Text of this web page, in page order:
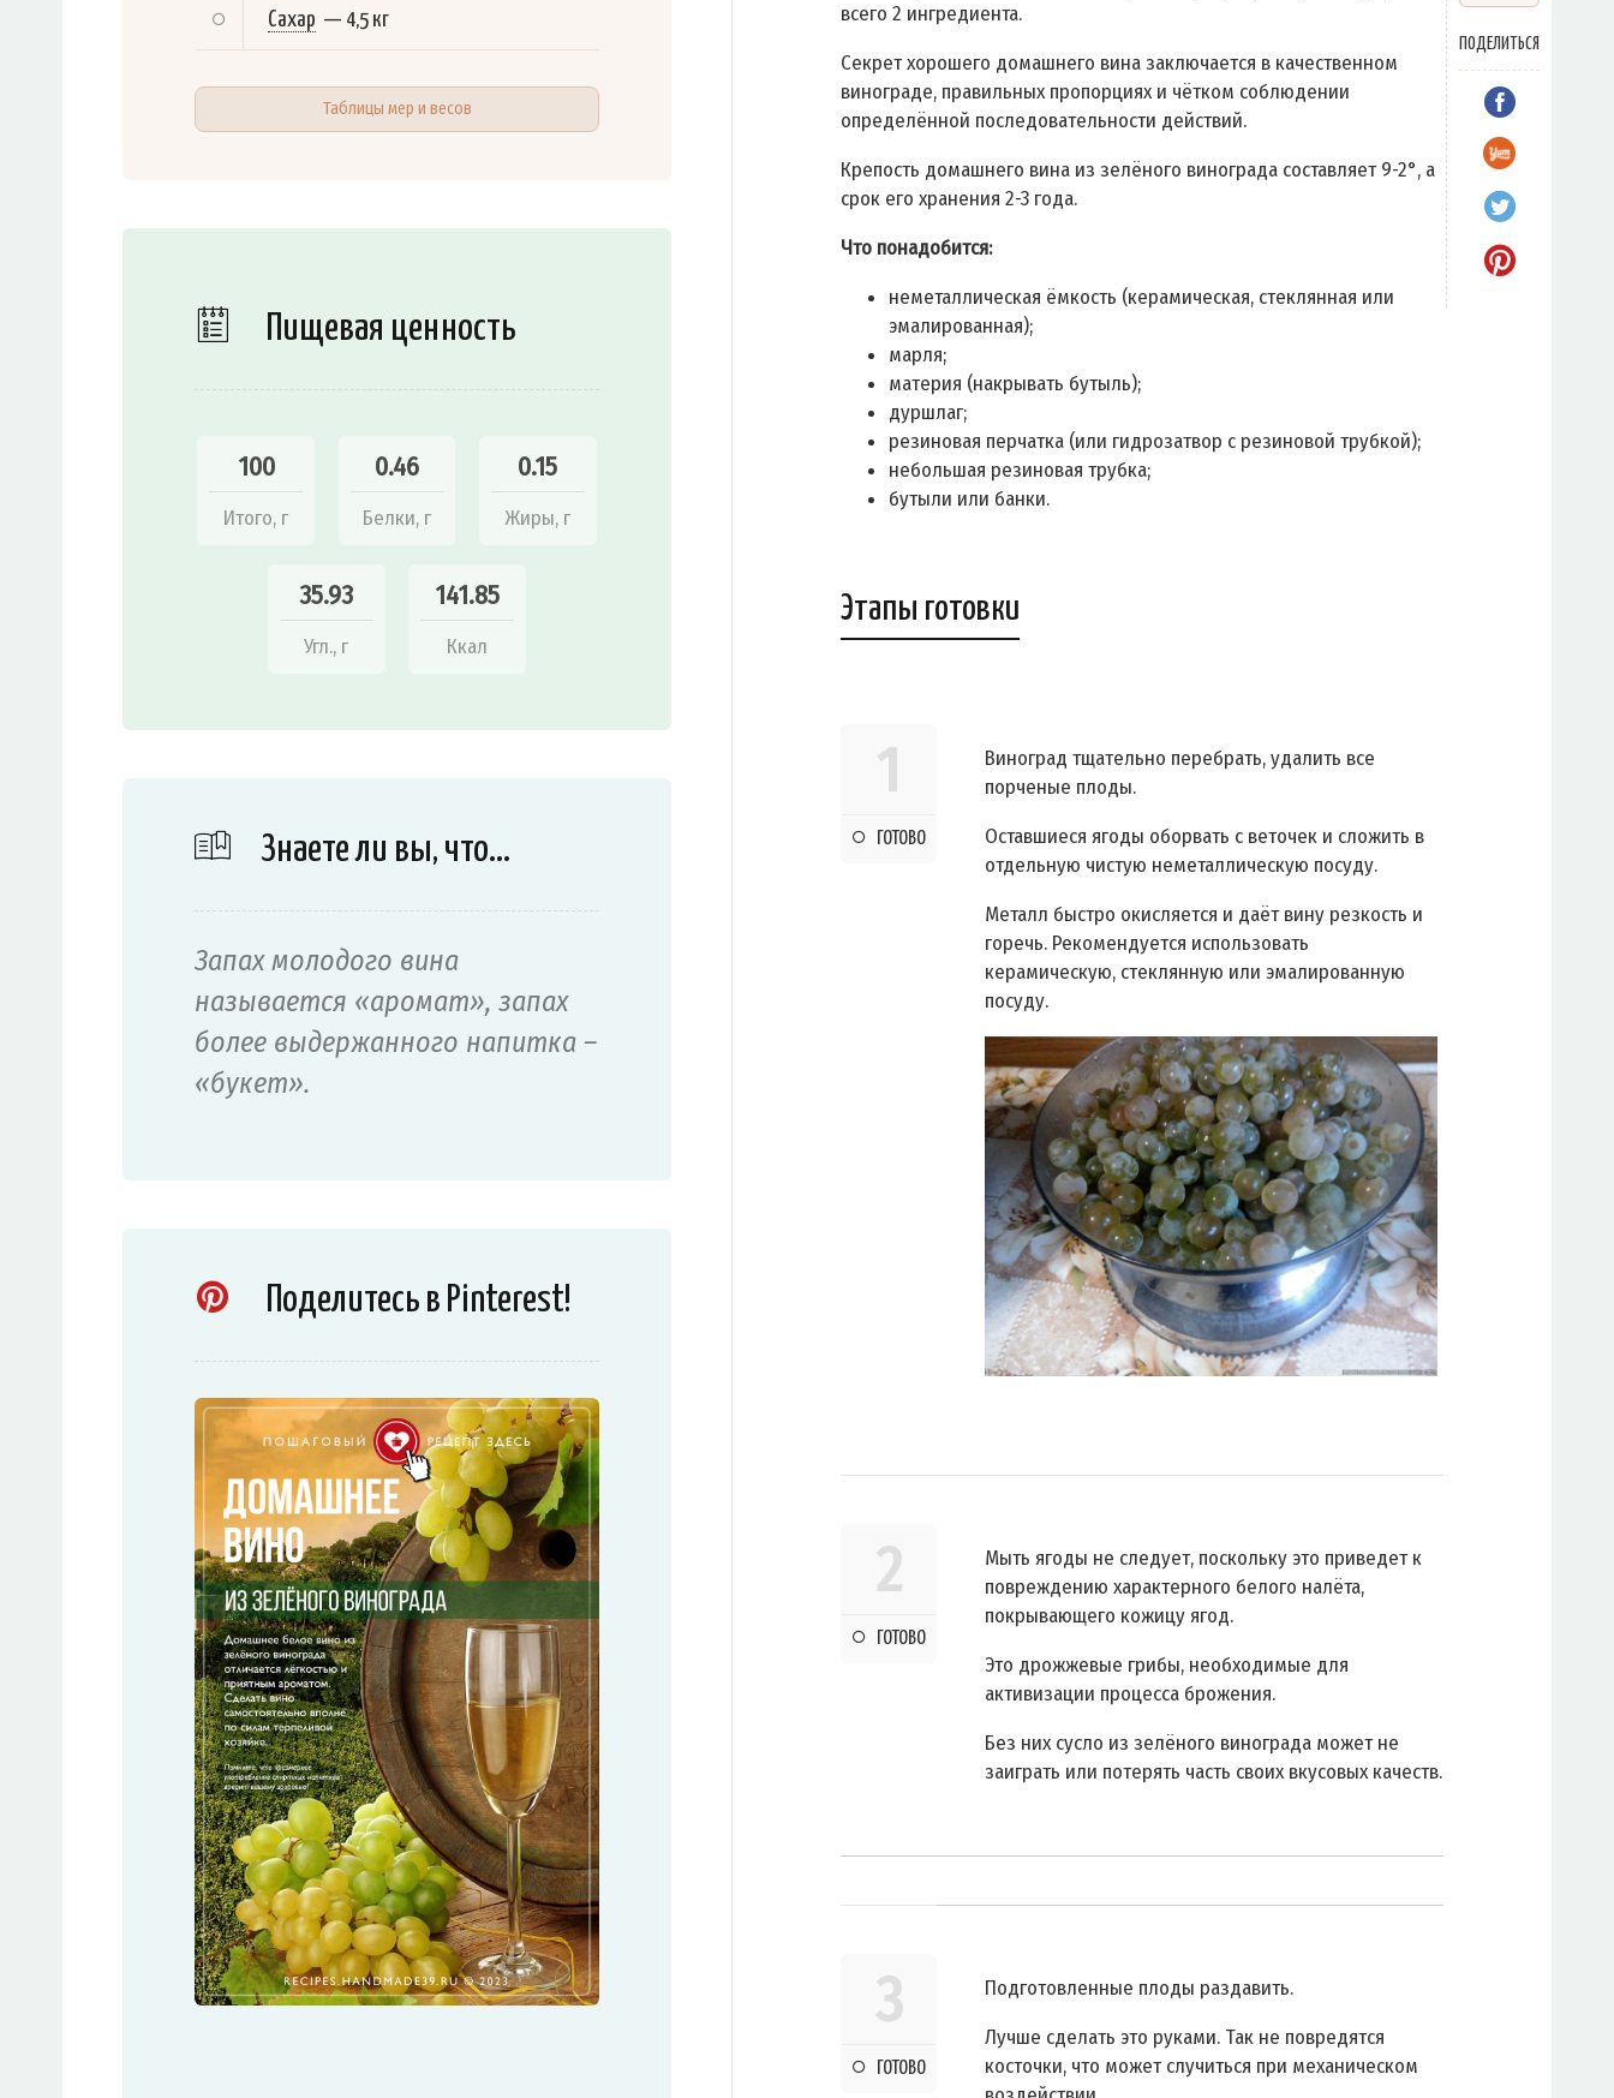
Сахар — 4,5 кг
Таблицы мер и весов
Пищевая ценность
100
Итого, г
0.46
Белки, г
0.15
Жиры, г
35.93
Угл., г
141.85
Ккал
Знаете ли вы, что…
Запах молодого вина
называется «аромат», запах
более выдержанного напитка –
«букет».
Поделитесь в Pinterest!
ПОДЕЛИТЬСЯ
всего 2 ингредиента.
Секрет хорошего домашнего вина заключается в качественном
винограде, правильных пропорциях и чётком соблюдении
определённой последовательности действий.
Крепость домашнего вина из зелёного винограда составляет 9-2°, а
срок его хранения 2-3 года.
Что понадобится:
неметаллическая ёмкость (керамическая, стеклянная или
эмалированная);
марля;
материя (накрывать бутыль);
дуршлаг;
резиновая перчатка (или гидрозатвор с резиновой трубкой);
небольшая резиновая трубка;
бутыли или банки.
Этапы готовки
1
ГОТОВО
Виноград тщательно перебрать, удалить все
порченые плоды.
Оставшиеся ягоды оборвать с веточек и сложить в
отдельную чистую неметаллическую посуду.
Металл быстро окисляется и даёт вину резкость и
горечь. Рекомендуется использовать
керамическую, стеклянную или эмалированную
посуду.
2
ГОТОВО
Мыть ягоды не следует, поскольку это приведет к
повреждению характерного белого налёта,
покрывающего кожицу ягод.
Это дрожжевые грибы, необходимые для
активизации процесса брожения.
Без них сусло из зелёного винограда может не
заиграть или потерять часть своих вкусовых качеств.
3
ГОТОВО
Подготовленные плоды раздавить.
Лучше сделать это руками. Так не повредятся
косточки, что может случиться при механическом